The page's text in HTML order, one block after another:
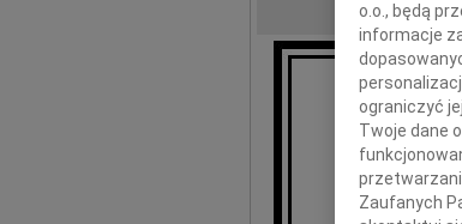
o.o., będą
informacje
ograniczyć
Twoje dane
Zaufanych